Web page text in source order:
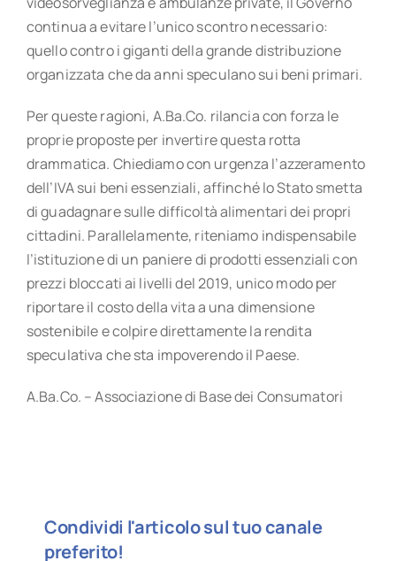
continua a evitare l’unico scontro necessario:
quello contro i giganti della grande distribuzione
organizzata che da anni speculano sui beni primari.
Per queste ragioni, A.Ba.Co. rilancia con forza le
proprie proposte per invertire questa rotta
drammatica. Chiediamo con urgenza l’azzeramento
dell’IVA sui beni essenziali, affinché lo Stato smetta
di guadagnare sulle difficoltà alimentari dei propri
cittadini. Parallelamente, riteniamo indispensabile
l’istituzione di un paniere di prodotti essenziali con
prezzi bloccati ai livelli del 2019, unico modo per
riportare il costo della vita a una dimensione
sostenibile e colpire direttamente la rendita
speculativa che sta impoverendo il Paese.
A.Ba.Co. – Associazione di Base dei Consumatori
Condividi l'articolo sul tuo canale
preferito!